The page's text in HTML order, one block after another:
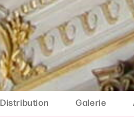
Distribution Galerie